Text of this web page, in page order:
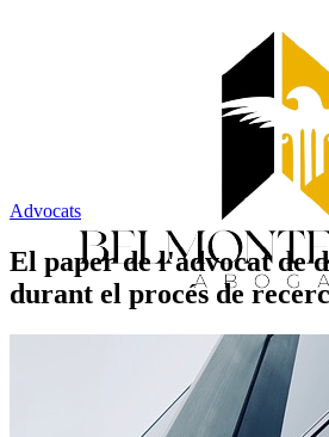
Advocats
El paper de l'advocat de
durant el procés de